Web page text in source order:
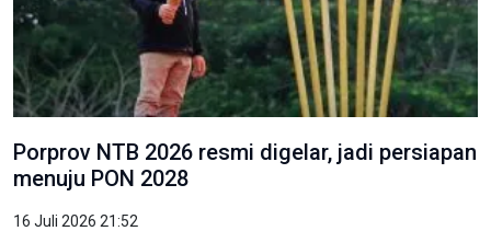
Porprov NTB 2026 resmi digelar, jadi persiapan
menuju PON 2028
16 Juli 2026 21:52